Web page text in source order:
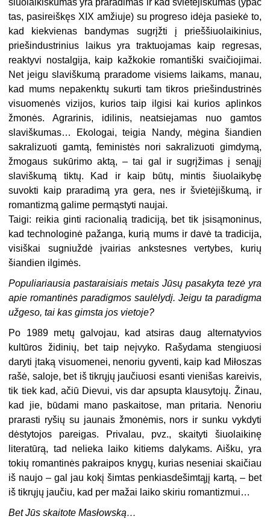
šiuolaikiškumas yra praradimas ir kad švietėjiškumas (ypač
tas, pasireiškęs XIX amžiuje) su progreso idėja pasiekė to,
kad kiekvienas bandymas sugrįžti į prieššiuolaikinius,
priešindustrinius laikus yra traktuojamas kaip regresas,
reaktyvi nostalgija, kaip kažkokie romantiški svaičiojimai.
Net jeigu slaviškumą praradome visiems laikams, manau,
kad mums nepakenktų sukurti tam tikros priešindustrinės
visuomenės vizijos, kurios taip ilgisi kai kurios aplinkos
žmonės. Agrarinis, idilinis, neatsiejamas nuo gamtos
slaviškumas… Ekologai, teigia Nandy, mėgina šiandien
sakralizuoti gamtą, feministės nori sakralizuoti gimdymą,
žmogaus sukūrimo aktą, – tai gal ir sugrįžimas į senąjį
slaviškumą tiktų. Kad ir kaip būtų, mintis šiuolaikybę
suvokti kaip praradimą yra gera, nes ir švietėjiškumą, ir
romantizmą galime permąstyti naujai.
Taigi: reikia ginti racionalią tradiciją, bet tik įsisąmoninus,
kad technologinė pažanga, kurią mums ir davė ta tradicija,
visiškai sugniuždė įvairias ankstesnes vertybes, kurių
šiandien ilgimės.
Populiariausia pastaraisiais metais Jūsų pasakyta tezė yra
apie romantinės paradigmos saulėlydį. Jeigu ta paradigma
užgeso, tai kas gimsta jos vietoje?
Po 1989 metų galvojau, kad atsiras daug alternatyvios
kultūros židinių, bet taip neįvyko. Rašydama stengiuosi
daryti įtaką visuomenei, nenoriu gyventi, kaip kad Miłoszas
rašė, saloje, bet iš tikrųjų jaučiuosi esanti vienišas kareivis,
tik tiek kad, ačiū Dievui, vis dar apsupta klausytojų. Žinau,
kad jie, būdami mano paskaitose, man pritaria. Nenoriu
prarasti ryšių su jaunais žmonėmis, nors ir sunku vykdyti
dėstytojos pareigas. Privalau, pvz., skaityti šiuolaikinę
literatūrą, tad nelieka laiko kitiems dalykams. Aišku, yra
tokių romantinės pakraipos knygų, kurias neseniai skaičiau
iš naujo – gal jau kokį šimtas penkiasdešimtąjį kartą, – bet
iš tikrųjų jaučiu, kad per mažai laiko skiriu romantizmui…
Bet Jūs skaitote Masłowską…